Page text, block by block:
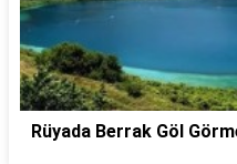
Rüyada Berrak Göl